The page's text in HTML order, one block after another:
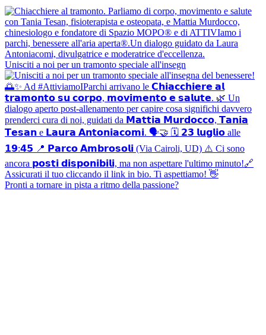
Unisciti a noi per un tramonto speciale all'insegn
Pronti a tornare in pista a ritmo della passione?